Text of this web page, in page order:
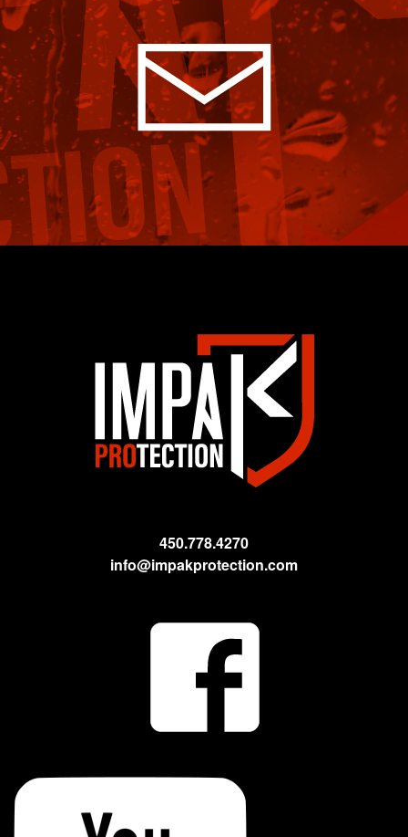
450.778.4270
info@impakprotection.com